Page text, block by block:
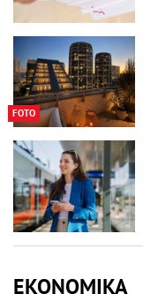
FOTO
EKONOMIKA